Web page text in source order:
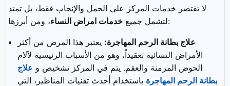
لا تقتصر خدمات المركز على الحمل والإنجاب فقط، بل تمتد
لتشمل جميعخدمات امراض النساء ، ومن أبرزها:
علاج بطانة الرحم المهاجرة: يعتبر هذا المرض من أكثر
الأمراض النسائية تعقيداً، وهو من الأسباب الرئيسية لآلام
الحوض المزمنة والعقم. يتم في المركز تشخيص و علاج
بطانة الرحم المهاجرة باستخدام أحدث تقنيات المناظير، التي